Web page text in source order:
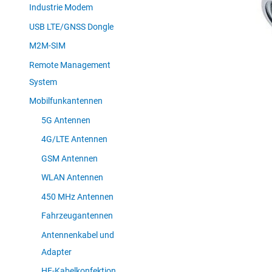
Industrie Modem
USB LTE/GNSS Dongle
M2M-SIM
Remote Management
System
Mobilfunkantennen
5G Antennen
4G/LTE Antennen
GSM Antennen
WLAN Antennen
450 MHz Antennen
Fahrzeugantennen
Antennenkabel und
Adapter